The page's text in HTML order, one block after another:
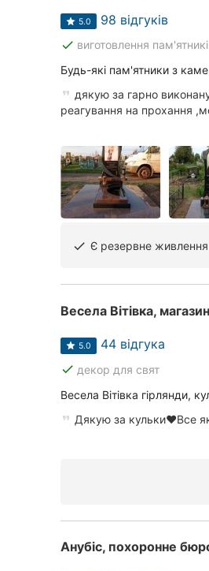
Всі міста:
Вінниця
Житомир
Тернопіль
Хмельницький
Одеса
Харків
Запоріжжя
Миколаїв
5.0 98 відгуків
done виготовлення
Будь-які пам'ятники з
дякую за гарно
реагування на прохання
done Є резервне живлення
Весела Вітівка,
5.0 44 відгука
done декор для свят
Весела Вітівка гірлянди,
Дякую за кульки❤️Все
Анубіс, похоронне